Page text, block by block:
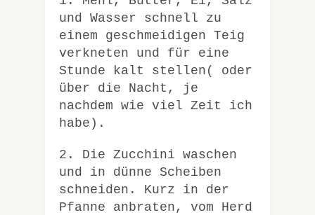
und Wasser schnell zu
einem geschmeidigen Teig
verkneten und für eine
Stunde kalt stellen( oder
über die Nacht, je
nachdem wie viel Zeit ich
habe).
2. Die Zucchini waschen
und in dünne Scheiben
schneiden. Kurz in der
Pfanne anbraten, vom Herd